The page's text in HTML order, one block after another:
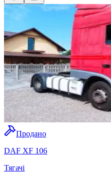
Продано
DAF XF 106
Тягачі